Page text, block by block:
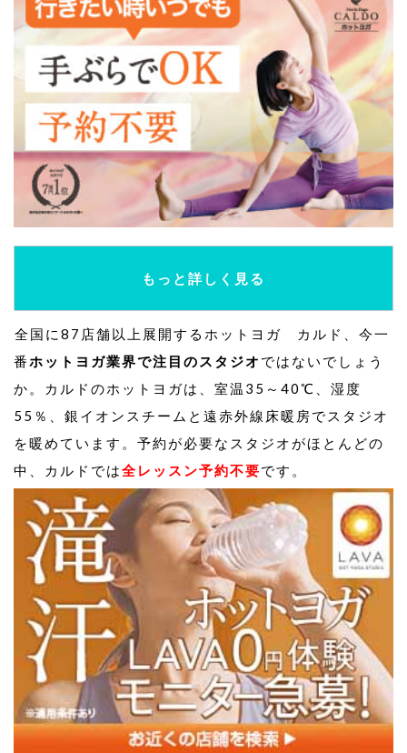
もっと詳しく見る
全国に87店舗以上展開するホットヨガ カルド、今一
番ホットヨガ業界で注目のスタジオ ではないでしょう
か。カルドのホットヨガは、室温35～40℃、湿度
55％、銀イオンスチームと遠赤外線床暖房でスタジオ
を暖めています。予約が必要なスタジオがほとんどの
中、カルドでは全レッスン予約不要です。